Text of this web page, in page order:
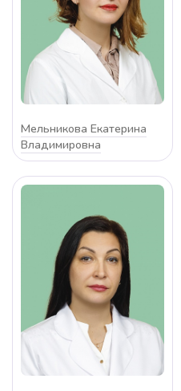
Мельникова Екатерина
Владимировна